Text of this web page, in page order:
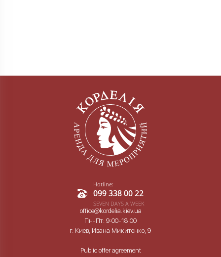
Hotline:
099 338 00 22
SEVEN DAYS A WEEK
office@kordelia.kiev.ua
Пн-Пт: 9:00-18:00
г. Киев, Ивана Микитенко, 9
Public offer agreement